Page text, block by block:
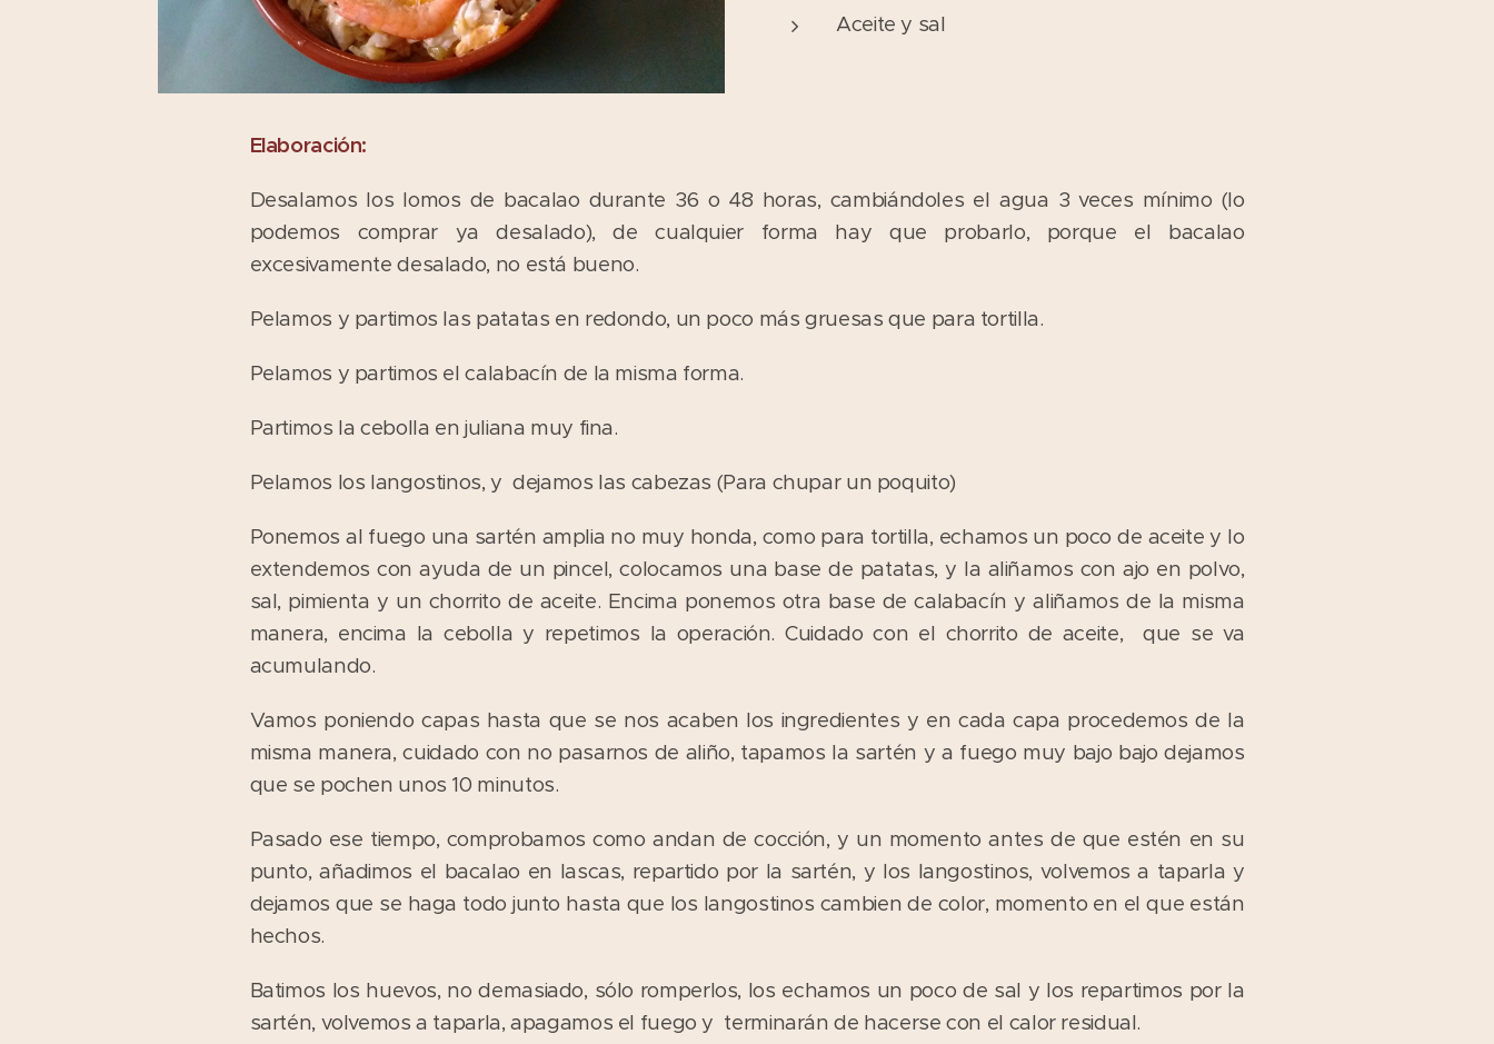
Aceite y sal
Elaboración:
Desalamos los lomos de bacalao durante 36 o 48 horas, cambiándoles el agua 3 veces mínimo (lo
podemos comprar ya desalado), de cualquier forma hay que probarlo, porque el bacalao
excesivamente desalado, no está bueno.
Pelamos y partimos las patatas en redondo, un poco más gruesas que para tortilla.
Pelamos y partimos el calabacín de la misma forma.
Partimos la cebolla en juliana muy fina.
Pelamos los langostinos, y dejamos las cabezas (Para chupar un poquito)
Ponemos al fuego una sartén amplia no muy honda, como para tortilla, echamos un poco de aceite y lo
extendemos con ayuda de un pincel, colocamos una base de patatas, y la aliñamos con ajo en polvo,
sal, pimienta y un chorrito de aceite. Encima ponemos otra base de calabacín y aliñamos de la misma
manera, encima la cebolla y repetimos la operación. Cuidado con el chorrito de aceite, que se va
acumulando.
Vamos poniendo capas hasta que se nos acaben los ingredientes y en cada capa procedemos de la
misma manera, cuidado con no pasarnos de aliño, tapamos la sartén y a fuego muy bajo bajo dejamos
que se pochen unos 10 minutos.
Pasado ese tiempo, comprobamos como andan de cocción, y un momento antes de que estén en su
punto, añadimos el bacalao en lascas, repartido por la sartén, y los langostinos, volvemos a taparla y
dejamos que se haga todo junto hasta que los langostinos cambien de color, momento en el que están
hechos.
Batimos los huevos, no demasiado, sólo romperlos, los echamos un poco de sal y los repartimos por la
sartén, volvemos a taparla, apagamos el fuego y terminarán de hacerse con el calor residual.